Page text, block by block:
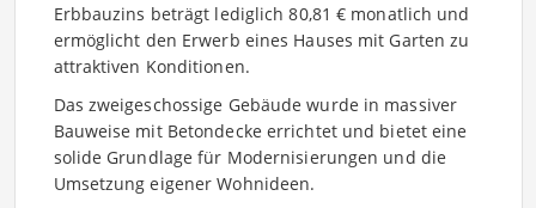
Erbbauzins beträgt lediglich 80,81 € monatlich und
ermöglicht den Erwerb eines Hauses mit Garten zu
attraktiven Konditionen.
Das zweigeschossige Gebäude wurde in massiver
Bauweise mit Betondecke errichtet und bietet eine
solide Grundlage für Modernisierungen und die
Umsetzung eigener Wohnideen.